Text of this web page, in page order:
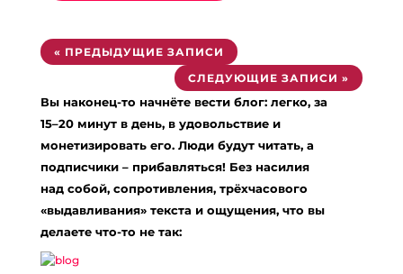
« ПРЕДЫДУЩИЕ ЗАПИСИ
СЛЕДУЮЩИЕ ЗАПИСИ »
Вы наконец-то начнёте вести блог: легко, за
15–20 минут в день, в удовольствие и
монетизировать его. Люди будут читать, а
подписчики – прибавляться! Без насилия
над собой, сопротивления, трёхчасового
«выдавливания» текста и ощущения, что вы
делаете что-то не так: